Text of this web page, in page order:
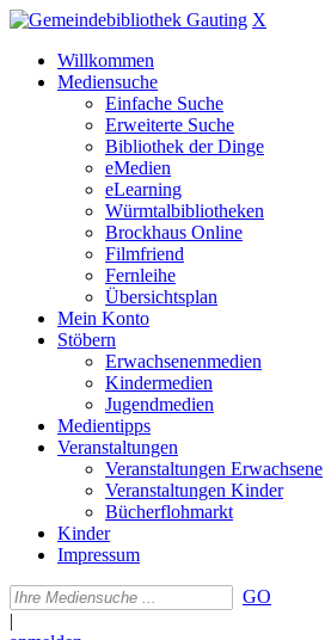
X
Willkommen
Mediensuche
Einfache Suche
Erweiterte Suche
Bibliothek der Dinge
eMedien
eLearning
Würmtalbibliotheken
Brockhaus Online
Filmfriend
Fernleihe
Übersichtsplan
Mein Konto
Stöbern
Erwachsenenmedien
Kindermedien
Jugendmedien
Medientipps
Veranstaltungen
Veranstaltungen Erwachsene
Veranstaltungen Kinder
Bücherflohmarkt
Kinder
Impressum
GO
|